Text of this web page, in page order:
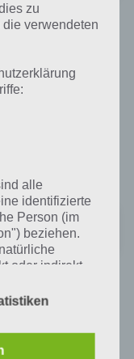
Touch im
zum Download
Benötigt wird
zu
verwendeten
alle
identifizierte
Person (im
beziehen.
oder indirekt,
zu einer
oder
die